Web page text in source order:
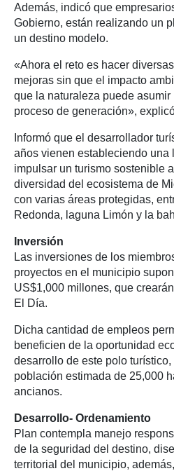
Además, indicó que
Gobierno, están realizando un
un destino modelo.
«Ahora el reto es hacer
mejoras sin que el impacto
que la naturaleza puede asumir
proceso de generación»,
Informó que el desarrollador
años vienen estableciendo una
impulsar un turismo sostenible
diversidad del ecosistema de
con varias áreas protegidas,
Redonda, laguna Limón y la
Inversión
Las inversiones de los
proyectos en el municipio
US$1,000 millones, que
El Día.
Dicha cantidad de empleos
beneficien de la oportunidad
desarrollo de este polo
población estimada de 25,000
ancianos.
Desarrollo- Ordenamiento
Plan contempla manejo
de la seguridad del destino,
territorial del municipio,